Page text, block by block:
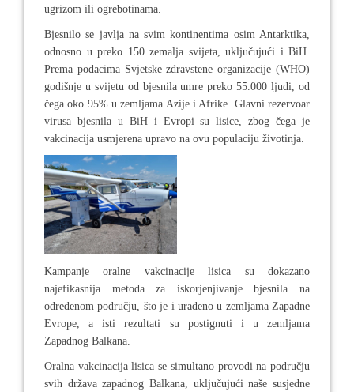
ugrizom ili ogrebotinama.
Bjesnilo se javlja na svim kontinentima osim Antarktika,
odnosno u preko 150 zemalja svijeta, uključujući i BiH.
Prema podacima Svjetske zdravstene organizacije (WHO)
godišnje u svijetu od bjesnila umre preko 55.000 ljudi, od
čega oko 95% u zemljama Azije i Afrike. Glavni rezervoar
virusa bjesnila u BiH i Evropi su lisice, zbog čega je
vakcinacija usmjerena upravo na ovu populaciju životinja.
Kampanje oralne vakcinacije lisica su dokazano
najefikasnija metoda za iskorjenjivanje bjesnila na
određenom području, što je i urađeno u zemljama Zapadne
Evrope, a isti rezultati su postignuti i u zemljama
Zapadnog Balkana.
Oralna vakcinacija lisica se simultano provodi na području
svih država zapadnog Balkana, uključujući naše susjedne